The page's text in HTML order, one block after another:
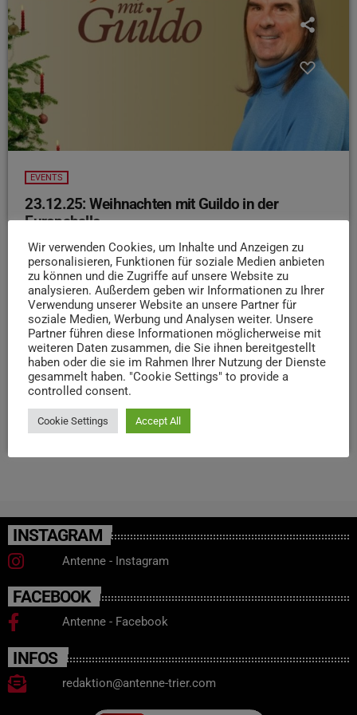
EVENTS
23.12.25: Weihnachten mit Guildo in der
Europahalle
Es ist mal wieder Zeit für eine Trierer
Weihnachtstradition: „Guildo Horn und Die
orthopädischen Strümpfe“
Die Band sorgt heute
Abend in der Europahalle für eine ordentliche Portion
weihnachtliche Stimmung! Mit traditionellen Liedern,
verrockten Popklassikern und Schlagerhits entführet sie
das Publikum in eine fröhliche, musikalische
Weihnachtswelt. Beginn ist 20 Uhr und Tickets findet ihr
bei Ticketmaster.
23. DEZEMBER 2025 52
INSTAGRAM
Antenne - Instagram
FACEBOOK
Antenne - Facebook
INFOS
redaktion@antenne-trier.com
Wir verwenden Cookies, um Inhalte und Anzeigen zu
personalisieren, Funktionen für soziale Medien anbieten
zu können und die Zugriffe auf unsere Website zu
analysieren. Außerdem geben wir Informationen zu Ihrer
Verwendung unserer Website an unsere Partner für
soziale Medien, Werbung und Analysen weiter. Unsere
Partner führen diese Informationen möglicherweise mit
weiteren Daten zusammen, die Sie ihnen bereitgestellt
haben oder die sie im Rahmen Ihrer Nutzung der Dienste
gesammelt haben. "Cookie Settings" to provide a
controlled consent.
Cookie Settings Accept All